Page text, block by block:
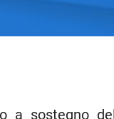
sostegno